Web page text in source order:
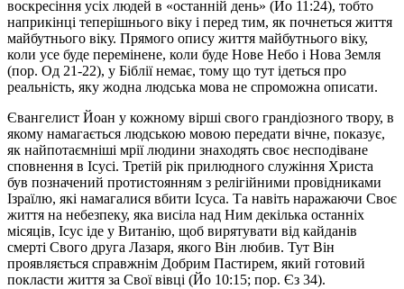
воскресіння усіх людей в «останній день» (Йо 11:24), тобто
наприкінці теперішнього віку і перед тим, як почнеться життя
майбутнього віку. Прямого опису життя майбутнього віку,
коли усе буде перемінене, коли буде Нове Небо і Нова Земля
(пор. Од 21-22), у Біблії немає, тому що тут ідеться про
реальність, яку жодна людська мова не спроможна описати.
Євангелист Йоан у кожному вірші свого грандіозного твору, в
якому намагається людською мовою передати вічне, показує,
як найпотаємніші мрії людини знаходять своє несподіване
сповнення в Ісусі. Третій рік прилюдного служіння Христа
був позначений протистоянням з релігійними провідниками
Ізраїлю, які намагалися вбити Ісуса. Та навіть наражаючи Своє
життя на небезпеку, яка висіла над Ним декілька останніх
місяців, Ісус іде у Витанію, щоб вирятувати від кайданів
смерті Свого друга Лазаря, якого Він любив. Тут Він
проявляється справжнім Добрим Пастирем, який готовий
покласти життя за Свої вівці (Йо 10:15; пор. Єз 34).